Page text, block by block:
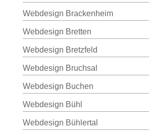
Webdesign Brackenheim
Webdesign Bretten
Webdesign Bretzfeld
Webdesign Bruchsal
Webdesign Buchen
Webdesign Bühl
Webdesign Bühlertal